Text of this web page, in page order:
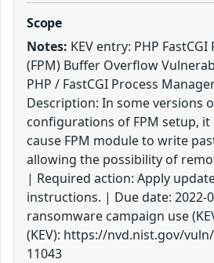
Scope
Notes: KEV entry: PHP
(FPM) Buffer Overflow
PHP / FastCGI Process
Description: In some versions
configurations of FPM setup, it
cause FPM module to write
allowing the possibility of
| Required action: Apply
instructions. | Due date: 2022-
ransomware campaign use
(KEV): https://nvd.nist.gov/
11043